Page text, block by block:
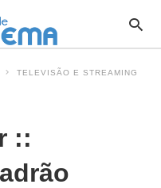
TELEVISÃO E STREAMING
::